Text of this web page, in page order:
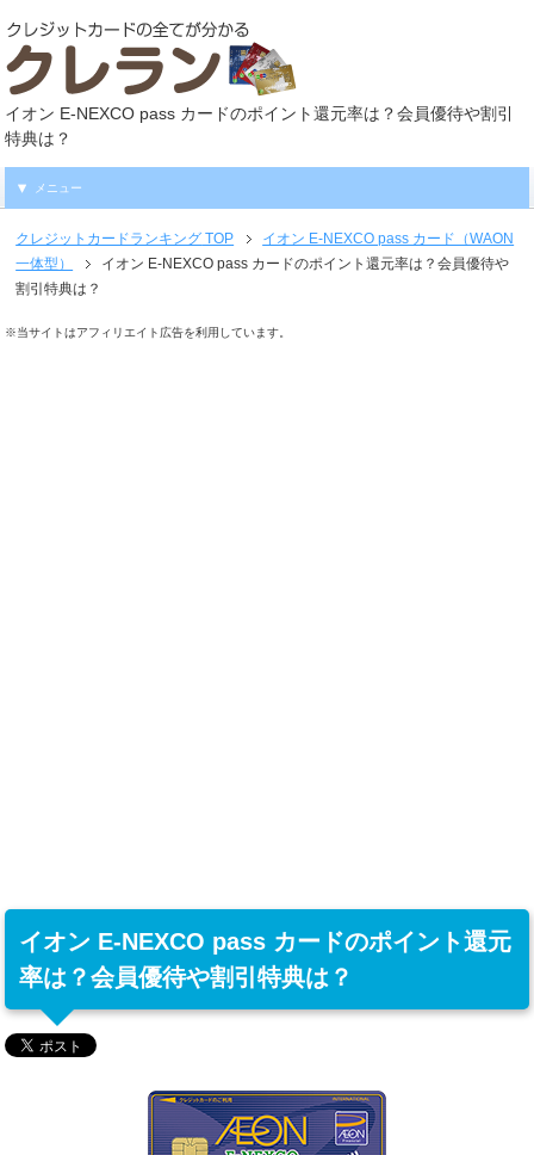
イオン E-NEXCO pass カードのポイント還元率は？会員優待や割引
特典は？
メニュー
クレジットカードランキング TOP
イオン E-NEXCO pass カード（WAON
一体型）
イオン E-NEXCO pass カードのポイント還元率は？会員優待や
割引特典は？
※当サイトはアフィリエイト広告を利用しています。
イオン E-NEXCO pass カードのポイント還元
率は？会員優待や割引特典は？